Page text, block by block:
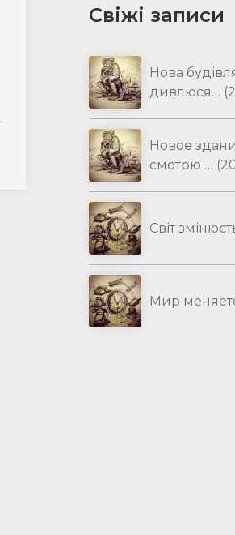
Свіжі записи
Нова
дивлюся…
Новое
смотрю …
Світ
Мир